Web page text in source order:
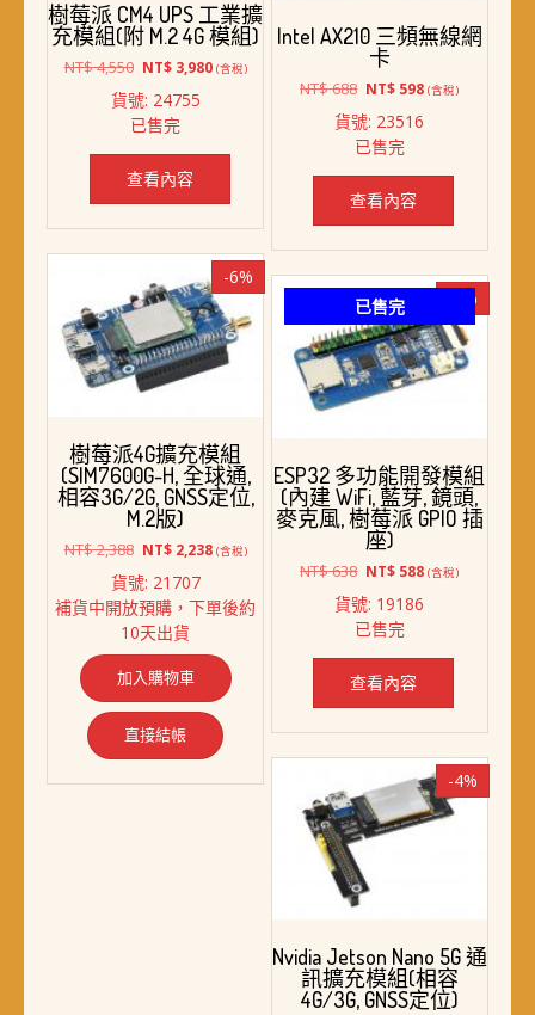
樹莓派 CM4 UPS 工業擴
充模組(附 M.2 4G 模組)
NT$4,550 原
價
格：
NT$ 4,550。
NT$3,980目
NT$ 3,980。
(含稅)
貨號: 24755
已售完
查看內容
Intel AX210 三頻無線網
卡
NT$688 原
價
格：
NT$ 688。
NT$ 598目
NT$ 598。
(含稅)
貨號: 23516
已售完
查看內容
-6%
樹莓派4G擴充模組
(SIM7600G-H, 全球通,
相容3G/2G, GNSS定位,
M.2版)
NT$2,388 原
價
格：
NT$ 2,388。
NT$2,238目
格：
(含稅)
貨號: 21707
補貨中開放預購，下單後約
10天出貨
加入購物車
直接結帳
已售完 -8%
ESP32 多功能開發模組
(內建 WiFi, 藍芽, 鏡頭,
麥克風, 樹莓派 GPIO 插
座)
NT$638 原
價
格：
NT$ 638。
NT$ 588目
NT$ 588。
(含稅)
貨號: 19186
已售完
查看內容
-4%
Nvidia Jetson Nano 5G 通
訊擴充模組(相容
4G/3G, GNSS定位)